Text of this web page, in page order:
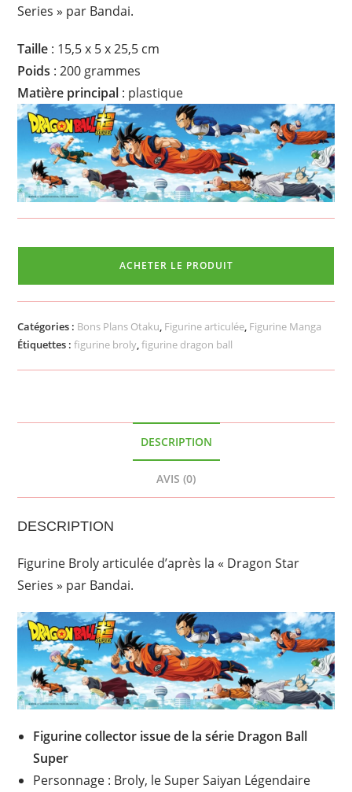
Series » par Bandai.
Taille : 15,5 x 5 x 25,5 cm
Poids : 200 grammes
Matière principal : plastique
ACHETER LE PRODUIT
Catégories : Bons Plans Otaku Figurine articulée Figurine Manga
Étiquettes :figurine broly ,figurine dragon ball
DESCRIPTION
AVIS (0)
DESCRIPTION
Figurine Broly articulée d’après la « Dragon Star
Series » par Bandai.
Figurine collector issue de la série Dragon Ball
Super
Personnage : Broly, le Super Saiyan Légendaire